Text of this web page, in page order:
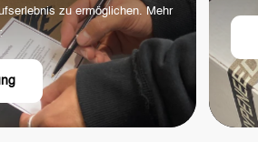
zu ermöglichen. Mehr